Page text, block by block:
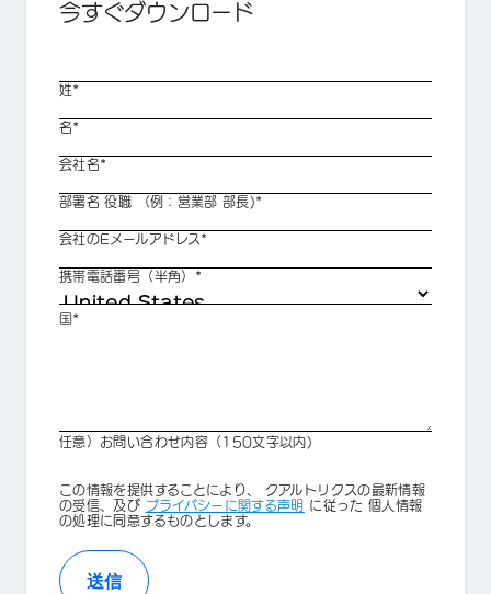
今すぐダウンロード
姓*
名*
会社名*
部署名 役職 （例：営業部 部長)*
会社のEメールアドレス*
携帯電話番号（半角）*
国*
任意）お問い合わせ内容（150文字以内)
Privacy
Optin
この情報を提供することにより、 クアルトリクスの最新情報
の受信、及び プライバシーに関する声明 に従った 個人情報
の処理に同意するものとします。
送信